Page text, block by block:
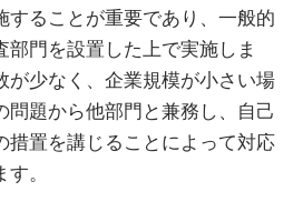
することが重要であり、一般的
部門を設置した上で実施しま
が少なく、企業規模が小さい場
問題から他部門と兼務し、自己
措置を講じることによって対応
。